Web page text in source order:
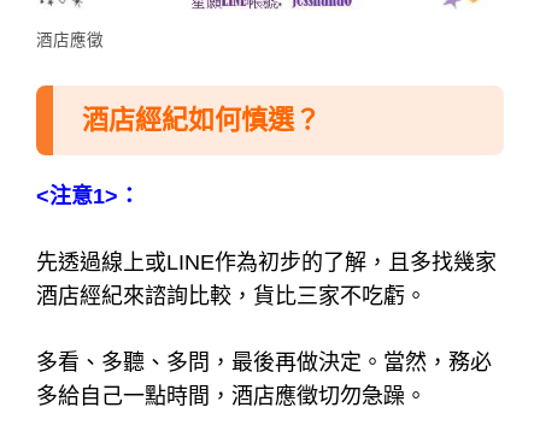
酒店應徵
酒店經紀如何慎選？
<注意1>：
先透過線上或LINE作為初步的了解，且多找幾家
酒店經紀來諮詢比較，貨比三家不吃虧。
多看、多聽、多問，最後再做決定。當然，務必
多給自己一點時間，酒店應徵切勿急躁。